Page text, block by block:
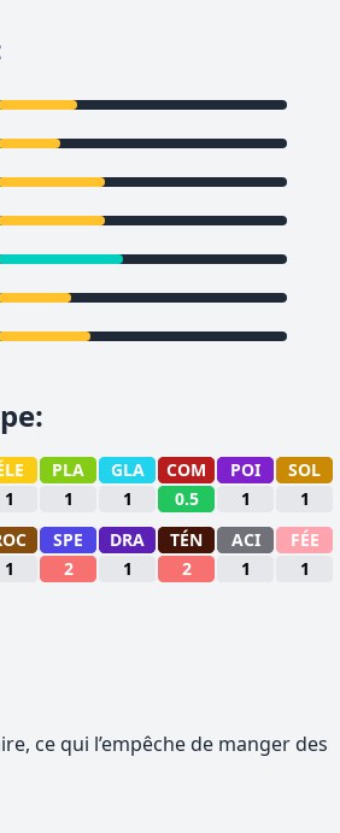
:
PLA GLA COM POI
SOL
1 1 1 0.5 1
1
SPE DRA TÉN ACI
FÉE
1 2 1 2 1 1
ce qui l’empêche de manger des